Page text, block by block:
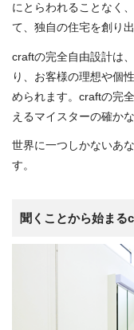
にとらわれることなく
て、独自の住宅を創り出
craftの完全自由設計は
り、お客様の理想や個
められます。craftの完
えるマイスターの確か
世界に一つしかないあ
す。
聞くことから始ま